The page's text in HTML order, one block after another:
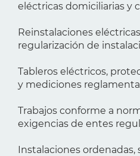
eléctricas domiciliarias y
Reinstalaciones
regularización de
Tableros eléctricos,
y mediciones
Trabajos conforme a
exigencias de entes
Instalaciones ordenadas,